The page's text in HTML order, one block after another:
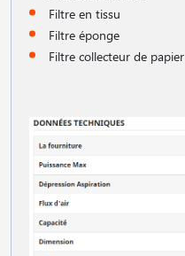
Filtre en tissu
Filtre éponge
Filtre collecteur de papier